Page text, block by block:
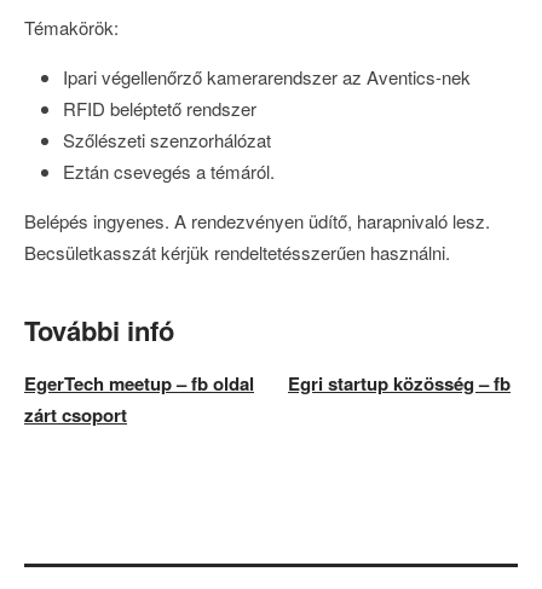
Témakörök:
Ipari végellenőrző kamerarendszer az Aventics-nek
RFID beléptető rendszer
Szőlészeti szenzorhálózat
Eztán csevegés a témáról.
Belépés ingyenes. A rendezvényen üdítő, harapnivaló lesz.
Becsületkasszát kérjük rendeltetésszerűen használni.
További infó
EgerTech meetup – fb oldal
Egri startup közösség – fb
zárt csoport